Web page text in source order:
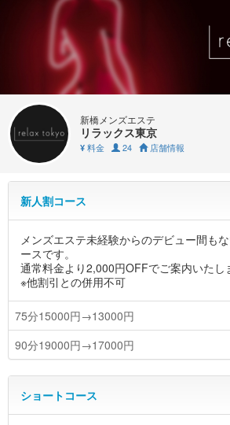
新橋メンズエステ
リラックス東京
¥ 料金 24 店舗情報
新人割コース
メンズエステ未経験からのデビュー間も
ースです。
通常料金より2,000円OFFでご案内いたし
※他割引との併用不可
75分15000円→13000円
90分19000円→17000円
ショートコース